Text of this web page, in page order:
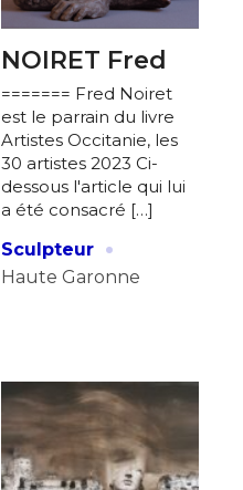
NOIRET Fred
======= Fred Noiret
est le parrain du livre
Artistes Occitanie, les
30 artistes 2023 Ci-
dessous l'article qui lui
a été consacré […]
Sculpteur ·
Haute Garonne